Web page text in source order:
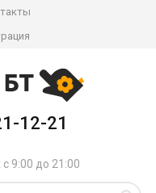
12-21
9:00 до 21:00